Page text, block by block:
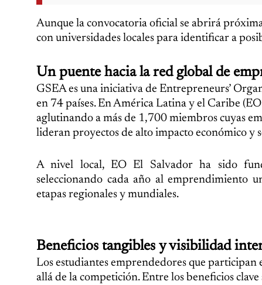
Aunque la convocatoria oficial se abrirá
con universidades locales para identificar a
Un puente hacia la red global de
GSEA es una iniciativa de Entrepreneurs’
en 74 países. En América Latina y el Caribe
aglutinando a más de 1,700 miembros cuyas
lideran proyectos de alto impacto económico y
A nivel local, EO El Salvador ha sido
seleccionando cada año al emprendimiento
etapas regionales y mundiales.
Beneficios tangibles y visibilidad
Los estudiantes emprendedores que participan
allá de la competición. Entre los beneficios clave